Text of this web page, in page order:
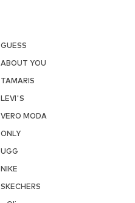
GUESS
ABOUT YOU
TAMARIS
LEVI'S
VERO MODA
ONLY
UGG
NIKE
SKECHERS